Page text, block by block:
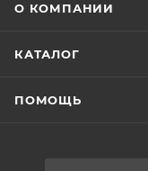
О КОМПАНИИ
КАТАЛОГ
ПОМОЩЬ